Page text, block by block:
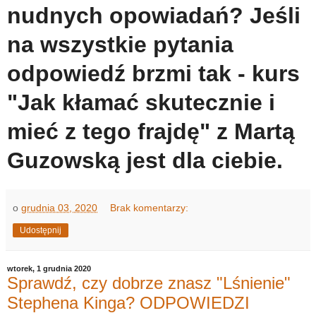
nudnych opowiadań? Jeśli
na wszystkie pytania
odpowiedź brzmi tak - kurs
"Jak kłamać skutecznie i
mieć z tego frajdę" z Martą
Guzowską jest dla ciebie.
o grudnia 03, 2020 Brak komentarzy:
Udostępnij
wtorek, 1 grudnia 2020
Sprawdź, czy dobrze znasz "Lśnienie"
Stephena Kinga? ODPOWIEDZI